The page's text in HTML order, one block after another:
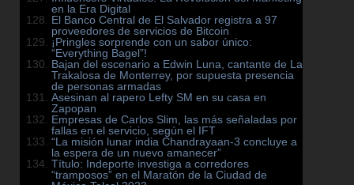
en la Era Digital
El Banco Central de El Salvador registra a 97
proveedores de servicios de Bitcoin
¡Pringles sorprende con un sabor único:
“Everything Bagel”!
Bajan del escenario a Edwin Luna, cantante de La
Trakalosa de Monterrey, por supuesta presencia
de personas armadas
Asesinan al rapero Lefty SM en su casa en
Zapopan
Empresas de Carlos Slim, las más señaladas por
fallas en el servicio, según el IFT
“La misión lunar india Chandrayaan-3 concluye a
la espera de un nuevo amanecer”
Título: Indeporte investiga a corredores
“tramposos” en el Maratón de la Ciudad de